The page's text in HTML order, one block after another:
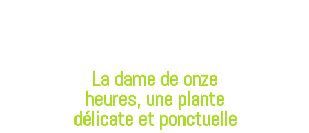
La dame de onze
heures, une plante
délicate et ponctuelle